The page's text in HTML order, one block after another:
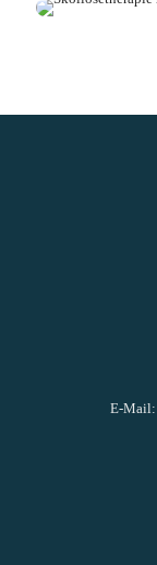
E-Mail: